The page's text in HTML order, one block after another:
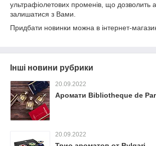
ультрафіолетових променів, що дозволить
залишатися з Вами.
Придбати новинки можна в інтернет-
Інші новини рубрики
20.09.2022
Аромати Bibliotheque de
20.09.2022